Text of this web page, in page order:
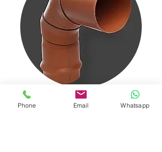
Phone Email Whatsapp